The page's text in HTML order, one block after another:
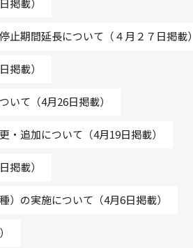
掲載）
止期間延長について（４月２７日掲載）
掲載）
いて（4月26日掲載）
・追加について（4月19日掲載）
掲載）
）の実施について（4月6日掲載）